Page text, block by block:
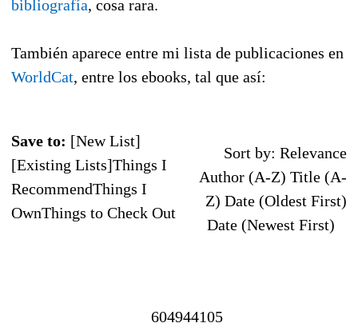
bibliografía, cosa rara.
También aparece entre mi lista de publicaciones en
WorldCat, entre los ebooks, tal que así:
Save to: [New List]
[Existing Lists]Things I
RecommendThings I
OwnThings to Check Out
Sort by: Relevance
Author (A-Z) Title (A-
Z) Date (Oldest First)
Date (Newest First)
604944105